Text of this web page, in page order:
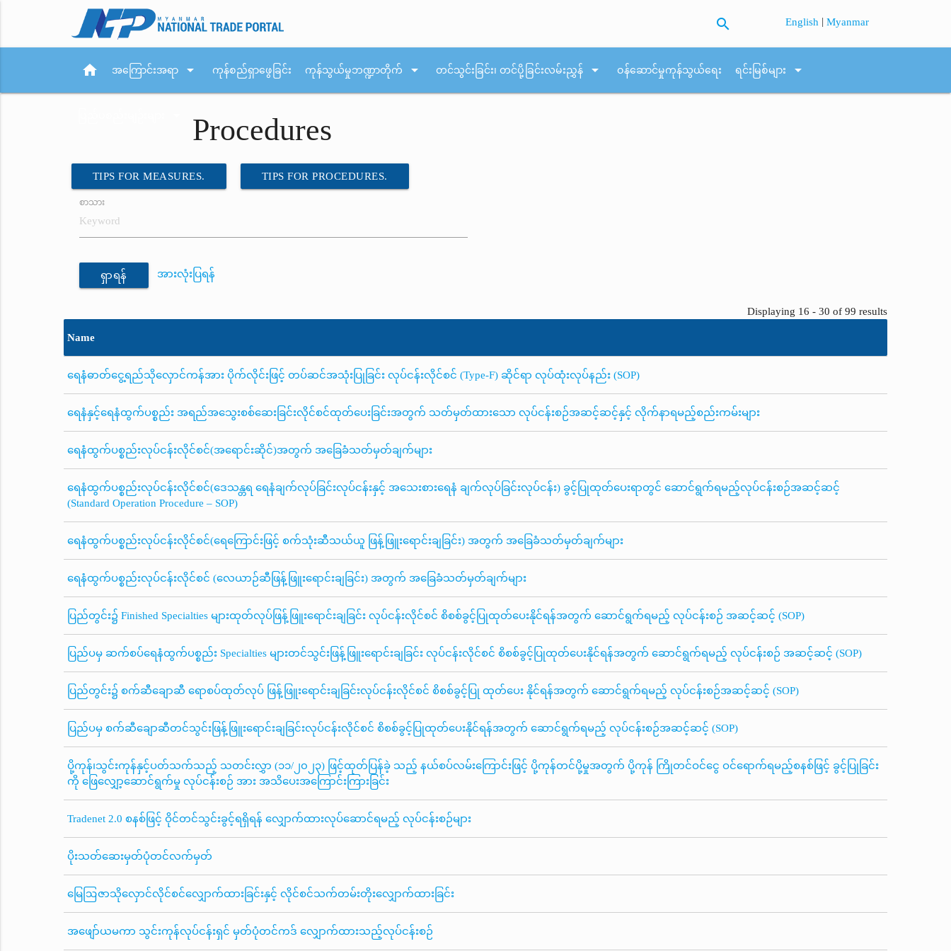
search English |Myanmar
home အကြောင်းအရာ arrow_drop_down ကုန်စည်ရှာဖွေခြင်း ကုန်သွယ်မှုဘဏ္ဍာတိုက် arrow_drop_down တင်သွင်းခြင်း၊ တင်ပို့ခြင်းလမ်းညွှန် arrow_drop_down ဝန်ဆောင်မှုကုန်သွယ်ရေး ရင်းမြစ်များ arrow_drop_down
Procedures
TIPS FOR MEASURES. TIPS FOR PROCEDURES.
စာသား
ရှာရန် အားလုံးပြရန်
Displaying 16 - 30 of 99 results
Name
ရေနံဓာတ်ငွေ့ရည်သိုလှောင်ကန်အား ပိုက်လိုင်းဖြင့် တပ်ဆင်အသုံးပြုခြင်း လုပ်ငန်းလိုင်စင် (Type-F) ဆိုင်ရာ လုပ်ထုံးလုပ်နည်း (SOP)
ရေနံနှင့်ရေနံထွက်ပစ္စည်း အရည်အသွေးစစ်ဆေးခြင်းလိုင်စင်ထုတ်ပေးခြင်းအတွက် သတ်မှတ်ထားသော လုပ်ငန်းစဉ်အဆင့်ဆင့်နှင့် လိုက်နာရမည့်စည်းကမ်းများ
ရေနံထွက်ပစ္စည်းလုပ်ငန်းလိုင်စင်(အရောင်းဆိုင်)အတွက် အခြေခံသတ်မှတ်ချက်များ
ရေနံထွက်ပစ္စည်းလုပ်ငန်းလိုင်စင်(ဒေသန္တရ ရေနံချက်လုပ်ခြင်းလုပ်ငန်းနှင့် အသေးစားရေနံ ချက်လုပ်ခြင်းလုပ်ငန်း) ခွင့်ပြုထုတ်ပေးရာတွင် ဆောင်ရွက်ရမည့်လုပ်ငန်းစဉ်အဆင့်ဆင့်
(Standard Operation Procedure – SOP)
ရေနံထွက်ပစ္စည်းလုပ်ငန်းလိုင်စင်(ရေကြောင်းဖြင့် စက်သုံးဆီသယ်ယူ ဖြန့်ဖြူးရောင်းချခြင်း) အတွက် အခြေခံသတ်မှတ်ချက်များ
ရေနံထွက်ပစ္စည်းလုပ်ငန်းလိုင်စင် (လေယာဉ်ဆီဖြန့်ဖြူးရောင်းချခြင်း) အတွက် အခြေခံသတ်မှတ်ချက်များ
ပြည်တွင်း၌ Finished Specialties များထုတ်လုပ်ဖြန့်ဖြူးရောင်းချခြင်း လုပ်ငန်းလိုင်စင် စိစစ်ခွင့်ပြုထုတ်ပေးနိုင်ရန်အတွက် ဆောင်ရွက်ရမည့် လုပ်ငန်းစဉ် အဆင့်ဆင့် (SOP)
ပြည်ပမှ ဆက်စပ်ရေနံထွက်ပစ္စည်း Specialties များတင်သွင်းဖြန့်ဖြူးရောင်းချခြင်း လုပ်ငန်းလိုင်စင် စိစစ်ခွင့်ပြုထုတ်ပေးနိုင်ရန်အတွက် ဆောင်ရွက်ရမည့် လုပ်ငန်းစဉ် အဆင့်ဆင့် (SOP)
ပြည်တွင်း၌ စက်ဆီချောဆီ ရောစပ်ထုတ်လုပ် ဖြန့်ဖြူးရောင်းချခြင်းလုပ်ငန်းလိုင်စင် စိစစ်ခွင့်ပြု ထုတ်ပေး နိုင်ရန်အတွက် ဆောင်ရွက်ရမည့် လုပ်ငန်းစဉ်အဆင့်ဆင့် (SOP)
ပြည်ပမှ စက်ဆီချောဆီတင်သွင်းဖြန့်ဖြူးရောင်းချခြင်းလုပ်ငန်းလိုင်စင် စိစစ်ခွင့်ပြုထုတ်ပေးနိုင်ရန်အတွက် ဆောင်ရွက်ရမည့် လုပ်ငန်းစဉ်အဆင့်ဆင့် (SOP)
ပို့ကုန်၊သွင်းကုန်နှင့်ပတ်သက်သည့် သတင်းလွှာ (၁၁/၂၀၂၃) ဖြင့်ထုတ်ပြန်ခဲ့ သည့် နယ်စပ်လမ်းကြောင်းဖြင့် ပို့ကုန်တင်ပို့မှုအတွက် ပို့ကုန် ကြိုတင်ဝင်ငွေ ဝင်ရောက်ရမည့်စနစ်ဖြင့် ခွင့်ပြုခြင်း
ကို ဖြေလျှော့ဆောင်ရွက်မှု လုပ်ငန်းစဉ် အား အသိပေးအကြောင်းကြားခြင်း
Tradenet 2.0 စနစ်ဖြင့် ဝိုင်တင်သွင်းခွင့်ရရှိရန် လျှောက်ထားလုပ်ဆောင်ရမည့် လုပ်ငန်းစဉ်များ
ပိုးသတ်ဆေးမှတ်ပုံတင်လက်မှတ်
မြေဩဇာသိုလှောင်လိုင်စင်လျှောက်ထားခြင်းနှင့် လိုင်စင်သက်တမ်းတိုးလျှောက်ထားခြင်း
အဖျော်ယမကာ သွင်းကုန်လုပ်ငန်းရှင် မှတ်ပုံတင်ကဒ် လျှောက်ထားသည့်လုပ်ငန်းစဉ်